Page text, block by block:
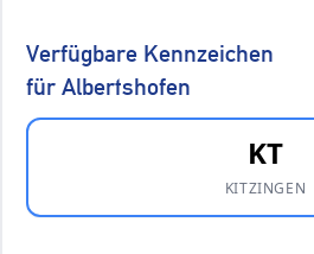
Verfügbare Kennzeichen
für Albertshofen
KT
KITZINGEN